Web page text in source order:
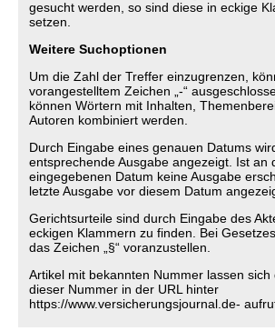
gesucht werden, so sind diese in eckige
setzen.
Weitere Suchoptionen
Um die Zahl der Treffer einzugrenzen,
vorangestelltem Zeichen „-“
können Wörtern mit Inhalten,
Autoren kombiniert werden.
Durch Eingabe eines genauen Datums
entsprechende Ausgabe angezeigt. Ist an
eingegebenen Datum keine Ausgabe
letzte Ausgabe vor diesem Datum
Gerichtsurteile sind durch Eingabe des
eckigen Klammern zu finden. Bei
das Zeichen „§“ voranzustellen.
Artikel mit bekannten Nummer lassen sich
dieser Nummer in der URL hinter
https://www.versicherungsjournal.de-